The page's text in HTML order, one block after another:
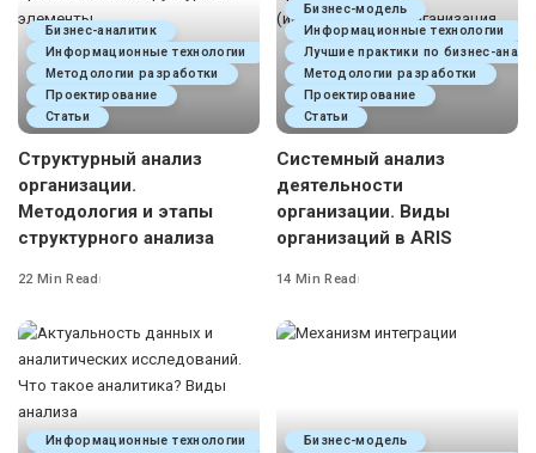
Бизнес-аналитик
Информационные технологии
Методологии разработки
Проектирование
Статьи
Структурный анализ
организации.
Методология и этапы
структурного анализа
22 Min Read
Бизнес-модель
Информационные технологии
Лучшие практики по бизнес-
Методологии разработки
Проектирование
Статьи
Системный анализ
деятельности
организации. Виды
организаций в ARIS
14 Min Read
Информационные технологии
Бизнес-модель